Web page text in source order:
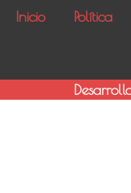
Inicio Política